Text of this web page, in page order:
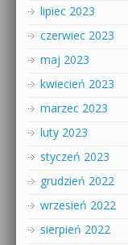
lipiec 2023
czerwiec 2023
maj 2023
kwiecień 2023
marzec 2023
luty 2023
styczeń 2023
grudzień 2022
wrzesień 2022
sierpień 2022